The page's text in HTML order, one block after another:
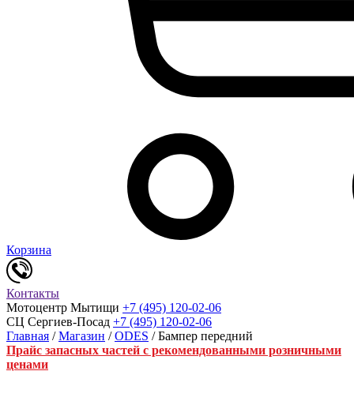
Корзина
Контакты
Мотоцентр Мытищи +7 (495) 120-02-06
СЦ Сергиев-Посад +7 (495) 120-02-06
Главная /Магазин /ODES / Бампер передний
Прайс запасных частей с рекомендованными розничными
ценами